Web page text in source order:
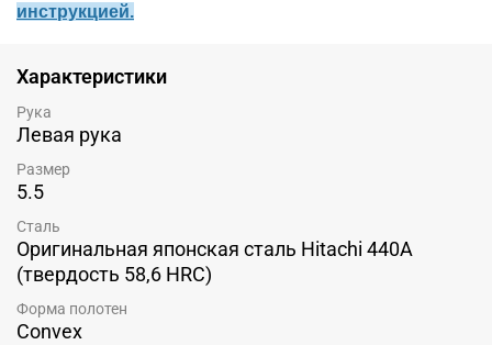
инструкцией.
Характеристики
Рука
Левая рука
Размер
5.5
Сталь
Оригинальная японская сталь Hitachi 440A
(твердость 58,6 HRC)
Форма полотен
Convex